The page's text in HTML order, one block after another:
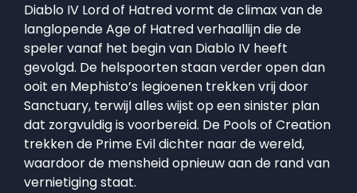
Diablo IV Lord of Hatred vormt de climax van de
langlopende Age of Hatred verhaallijn die de
speler vanaf het begin van Diablo IV heeft
gevolgd. De helspoorten staan verder open dan
ooit en Mephisto’s legioenen trekken vrij door
Sanctuary, terwijl alles wijst op een sinister plan
dat zorgvuldig is voorbereid. De Pools of Creation
trekken de Prime Evil dichter naar de wereld,
waardoor de mensheid opnieuw aan de rand van
vernietiging staat.